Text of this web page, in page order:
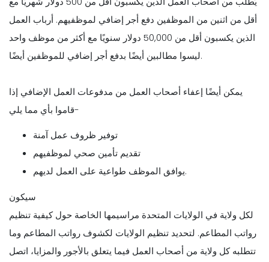
أقل من اثنين من الموظفين دفع أجر إضافي لموظفيهم. أرباب العمل
الذين يكسبون أقل من 50,000 دولار سنويًا مع أكثر من موظف واحد
ليسوا مطالبين أيضًا بدفع أجر إضافي للموظفين أيضًا.
يمكن أيضًا إعفاء أصحاب العمل من مدفوعات العمل الإضافي إذا
قاموا بأي مما يلي-
توفير ظروف عمل آمنة
تقديم تأمين صحي لموظفيهم
يوافق الموظف طواعية على العمل لديهم.
سيكون
لكل ولاية في الولايات المتحدة مراسيمها الخاصة حول كيفية تنظيم
رواتب المطاعم. لتحديد تنظيم الولايات لكشوف رواتب المطاعم وما
تتطلبه كل ولاية من أصحاب العمل فيما يتعلق بالأجور والمزايا، اتصل